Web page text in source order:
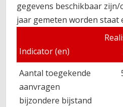
gegevens beschikbaar
jaar gemeten worden staat
Indicator (en)
Aantal toegekende
aanvragen
bijzondere bijstand